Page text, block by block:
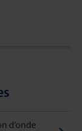
d’onde